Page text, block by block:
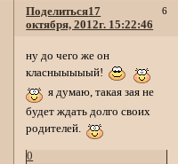
Поделиться 6
17
октября, 2012г. 15:22:46
ну до чего же он
класныыыыый!
я думаю, такая зая не
будет ждать долго своих
родителей.
0